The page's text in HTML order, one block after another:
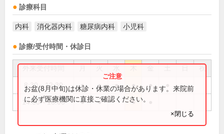
診療科目
内科 消化器内科 糖尿病内科 小児科
診療/受付時間・休診日
祝
8:30～12:30 ● ● ● ● ●
14:30～18:00 ● ● ●
お盆(8月中旬)は休診・休業の場合があります。来院前
に必ず医療機関に直接ご確認ください。
×閉じる